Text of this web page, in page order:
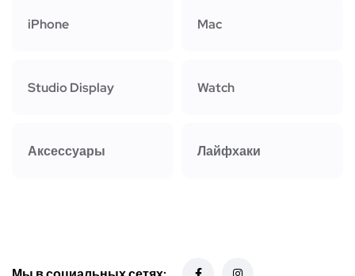
iPhone Mac
Studio Display Watch
Аксессуары Лайфхаки